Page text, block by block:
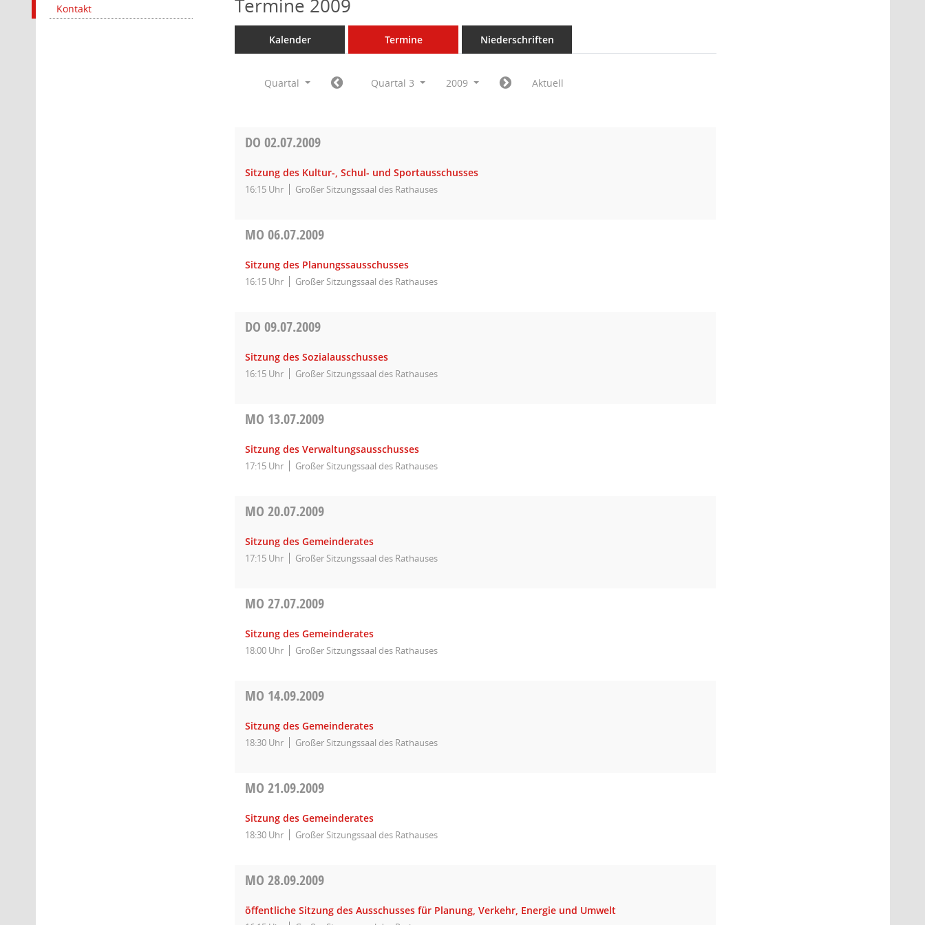
Kontakt Termine 2009
Kalender Termine Niederschriften
Quartal Quartal 3 2009 Aktuell
DO02.07.2009
Sitzung des Kultur-, Schul- und Sportausschusses
16:15 Uhr Großer Sitzungssaal des Rathauses
MO06.07.2009
Sitzung des Planungssausschusses
16:15 Uhr Großer Sitzungssaal des Rathauses
DO09.07.2009
Sitzung des Sozialausschusses
16:15 Uhr Großer Sitzungssaal des Rathauses
MO 13.07.2009
Sitzung des Verwaltungsausschusses
17:15 Uhr Großer Sitzungssaal des Rathauses
MO20.07.2009
Sitzung des Gemeinderates
17:15 Uhr Großer Sitzungssaal des Rathauses
MO27.07.2009
Sitzung des Gemeinderates
18:00 Uhr Großer Sitzungssaal des Rathauses
MO 14.09.2009
Sitzung des Gemeinderates
18:30 Uhr Großer Sitzungssaal des Rathauses
MO21.09.2009
Sitzung des Gemeinderates
18:30 Uhr Großer Sitzungssaal des Rathauses
MO28.09.2009
öffentliche Sitzung des Ausschusses für Planung, Verkehr, Energie und Umwelt